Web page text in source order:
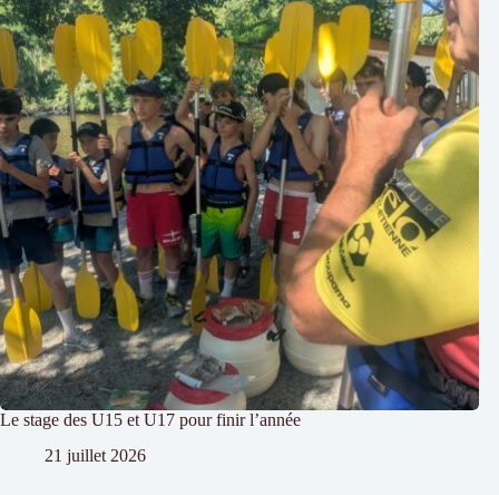
Le stage des U15 et U17 pour finir l’année
21 juillet 2026